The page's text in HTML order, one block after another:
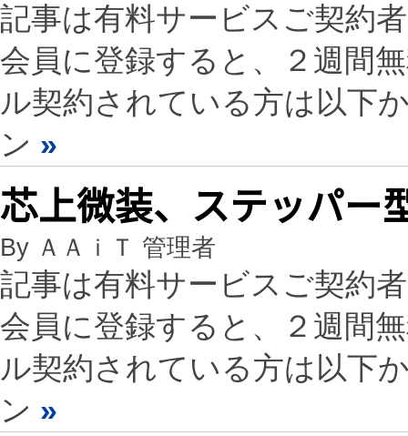
記事は有料サービスご契約
会員に登録すると、２週間
ル契約されている方は以下
ン »
芯上微装、ステッパー
By ＡＡｉＴ 管理者
記事は有料サービスご契約
会員に登録すると、２週間
ル契約されている方は以下
ン »